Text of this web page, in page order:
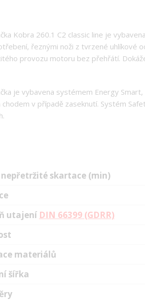
Kobra 260.1 C2 classic line je
řeznými noži z tvrzené uhlíkové
provozu motoru bez přehřátí.
je vybavena systémem Energy
chodem v případě zaseknutí. Systém
nepřetržité skartace (min)
utajení DIN 66399 (GDRR)
materiálů
šířka